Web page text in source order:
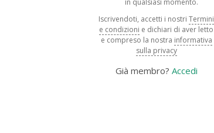
in qualsiasi momento.
Iscrivendoti, accetti i nostri Termini
e condizioni e dichiari di aver letto
e compreso la nostra informativa
sulla privacy
Già membro? Accedi